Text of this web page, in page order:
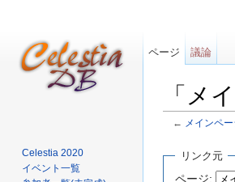
「メ
← メインペー
リンク元
ページ:
ページ 議論
Celestia 2020
イベント一覧